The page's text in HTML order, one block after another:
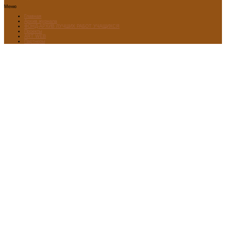
Меню
Главная
Архив журнала
ФОНД-АРХИВ ЛУЧШИХ РАБОТ УЧАЩИХСЯ
Проекты
ART WEB
Партнеры